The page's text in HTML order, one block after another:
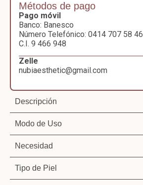
Métodos de pago
Pago móvil
Banco: Banesco
Número Telefónico: 0414 707 58 46
C.I. 9 466 948
Zelle
nubiaesthetic@gmail.com
Descripción
Modo de Uso
Necesidad
Tipo de Piel